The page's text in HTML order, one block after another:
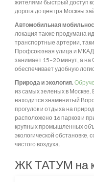
жителями быстрый доступ
дорога до центра Москвы
Автомобильная
локация также продумана
транспортные артерии,
Профсоюзная улица и
занимает 15–20 минут, а на
обеспечивает удобную
Природа и экология.
из самых зеленых в
находится знаменитый
прогулок и отдыха на
расположено 16 парков и
крупных промышленных
экологической обстановке,
чистого воздуха.
ЖК ТАТУМ на